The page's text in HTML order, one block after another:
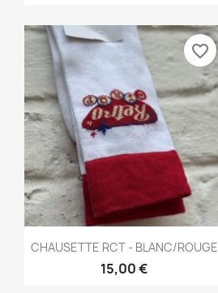
Aperçu rapide
CHAUSETTE RCT - BLANC/ROUGE
15,00 €
favorite_border